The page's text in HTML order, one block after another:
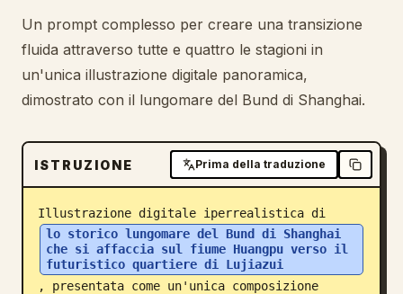
Prompt
Prezzi
Scarica
Blog
Aggiornamenti
Un prompt complesso per creare una transizione
fluida attraverso tutte e quattro le stagioni in
un'unica illustrazione digitale panoramica,
dimostrato con il lungomare del Bund di Shanghai.
ISTRUZIONE Prima della traduzione
Illustrazione digitale iperrealistica di
lo storico lungomare del Bund di Shanghai
che si affaccia sul fiume Huangpu verso il
futuristico quartiere di Lujiazui
, presentata come un'unica composizione